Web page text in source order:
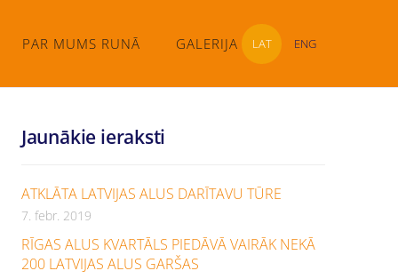
PAR MUMS RUNĀ GALERIJA LAT ENG
Jaunākie ieraksti
ATKLĀTA LATVIJAS ALUS DARĪTAVU TŪRE
7. febr. 2019
RĪGAS ALUS KVARTĀLS PIEDĀVĀ VAIRĀK NEKĀ
200 LATVIJAS ALUS GARŠAS